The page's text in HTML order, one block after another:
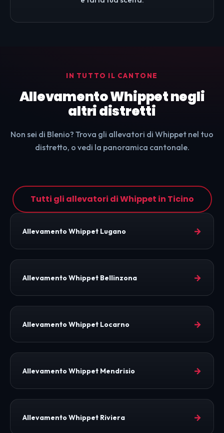
IN TUTTO IL CANTONE
Allevamento Whippet negli
altri distretti
Non sei di Blenio? Trova gli allevatori di Whippet nel tuo
distretto, o vedi la panoramica cantonale.
Tutti gli allevatori di Whippet in Ticino
Allevamento Whippet Lugano →
Allevamento Whippet Bellinzona →
Allevamento Whippet Locarno →
Allevamento Whippet Mendrisio →
Allevamento Whippet Riviera →